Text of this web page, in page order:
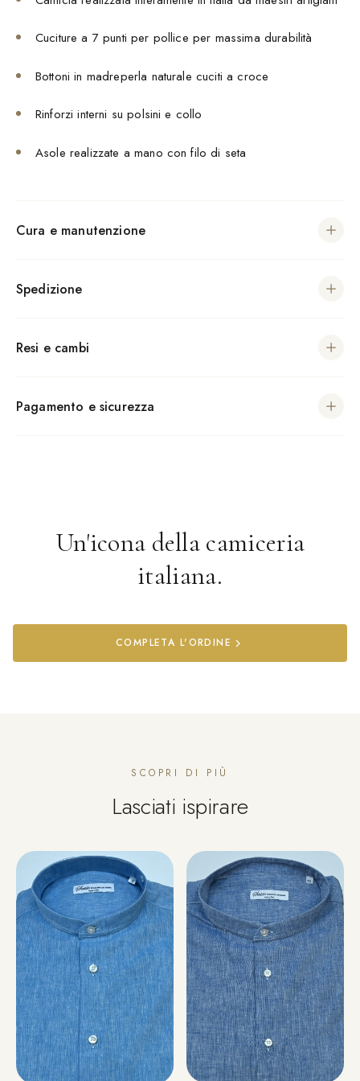
Cuciture a 7 punti per pollice per massima durabilità
Bottoni in madreperla naturale cuciti a croce
Rinforzi interni su polsini e collo
Asole realizzate a mano con filo di seta
Cura e manutenzione
Spedizione
Resi e cambi
Pagamento e sicurezza
Un'icona della camiceria
italiana.
COMPLETA L'ORDINE
SCOPRI DI PIÙ
Lasciati ispirare